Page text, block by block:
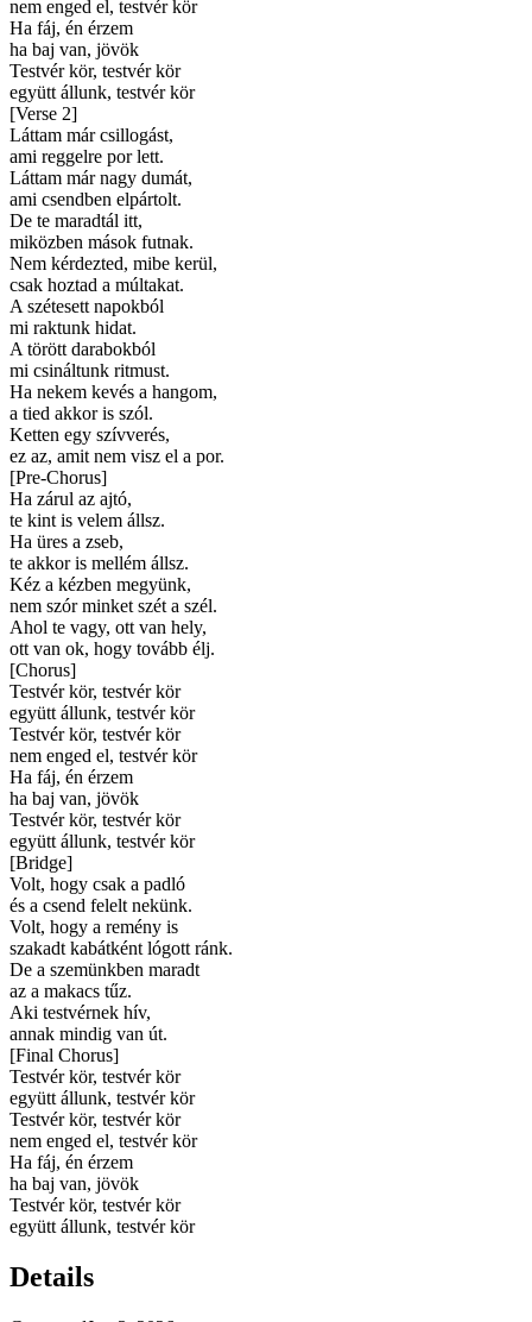
nem enged el, testvér kör
Ha fáj, én érzem
ha baj van, jövök
Testvér kör, testvér kör
együtt állunk, testvér kör
[Verse 2]
Láttam már csillogást,
ami reggelre por lett.
Láttam már nagy dumát,
ami csendben elpártolt.
De te maradtál itt,
miközben mások futnak.
Nem kérdezted, mibe kerül,
csak hoztad a múltakat.
A szétesett napokból
mi raktunk hidat.
A törött darabokból
mi csináltunk ritmust.
Ha nekem kevés a hangom,
a tied akkor is szól.
Ketten egy szívverés,
ez az, amit nem visz el a por.
[Pre-Chorus]
Ha zárul az ajtó,
te kint is velem állsz.
Ha üres a zseb,
te akkor is mellém állsz.
Kéz a kézben megyünk,
nem szór minket szét a szél.
Ahol te vagy, ott van hely,
ott van ok, hogy tovább élj.
[Chorus]
Testvér kör, testvér kör
együtt állunk, testvér kör
Testvér kör, testvér kör
nem enged el, testvér kör
Ha fáj, én érzem
ha baj van, jövök
Testvér kör, testvér kör
együtt állunk, testvér kör
[Bridge]
Volt, hogy csak a padló
és a csend felelt nekünk.
Volt, hogy a remény is
szakadt kabátként lógott ránk.
De a szemünkben maradt
az a makacs tűz.
Aki testvérnek hív,
annak mindig van út.
[Final Chorus]
Testvér kör, testvér kör
együtt állunk, testvér kör
Testvér kör, testvér kör
nem enged el, testvér kör
Ha fáj, én érzem
ha baj van, jövök
Testvér kör, testvér kör
együtt állunk, testvér kör
Details